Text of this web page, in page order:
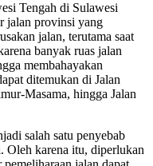
Tengah di Sulawesi
jalan provinsi yang
jalan, terutama saat
banyak ruas jalan
membahayakan
ditemukan di Jalan
Masama, hingga Jalan
salah satu penyebab
karena itu, diperlukan